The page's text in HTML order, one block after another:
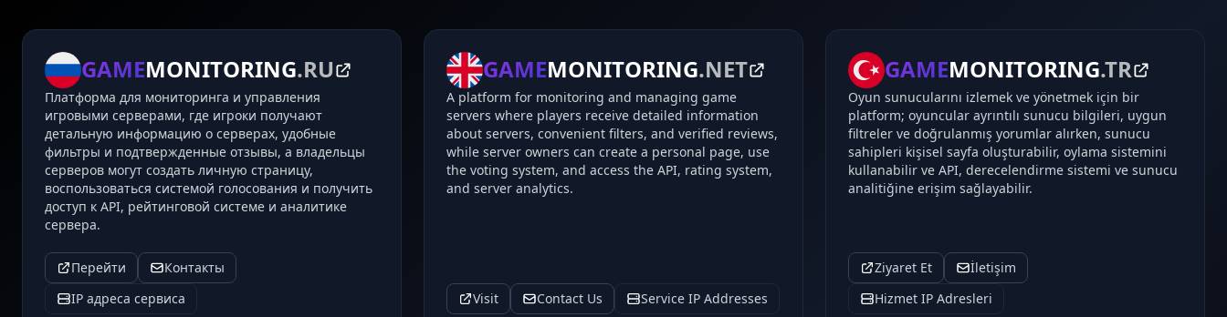
GAMEMONITORING.RU
Платформа для мониторинга и управления
игровыми серверами, где игроки получают
детальную информацию о серверах, удобные
фильтры и подтвержденные отзывы, а владельцы
серверов могут создать личную страницу,
воспользоваться системой голосования и получить
доступ к API, рейтинговой системе и аналитике
сервера.
Перейти
Контакты
IP адреса сервиса
GAMEMONITORING.NET
A platform for monitoring and managing game
servers where players receive detailed information
about servers, convenient filters, and verified reviews,
while server owners can create a personal page, use
the voting system, and access the API, rating system,
and server analytics.
Visit Contact Us Service IP Addresses
GAMEMONITORING.TR
Oyun sunucularını izlemek ve yönetmek için bir
platform; oyuncular ayrıntılı sunucu bilgileri, uygun
filtreler ve doğrulanmış yorumlar alırken, sunucu
sahipleri kişisel sayfa oluşturabilir, oylama sistemini
kullanabilir ve API, derecelendirme sistemi ve sunucu
analitiğine erişim sağlayabilir.
Ziyaret Et
İletişim
Hizmet IP Adresleri